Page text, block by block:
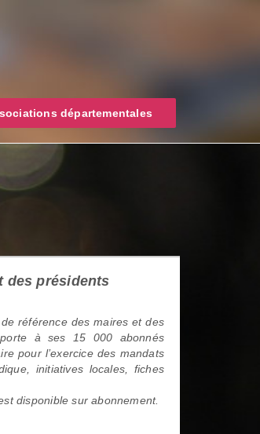
départementales
des présidents
référence des maires et des
à ses 15 000 abonnés
pour l’exercice des mandats
initiatives locales, fiches
disponible sur abonnement.